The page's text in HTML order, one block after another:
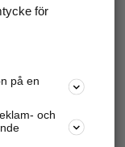
mm.
för
på en
och